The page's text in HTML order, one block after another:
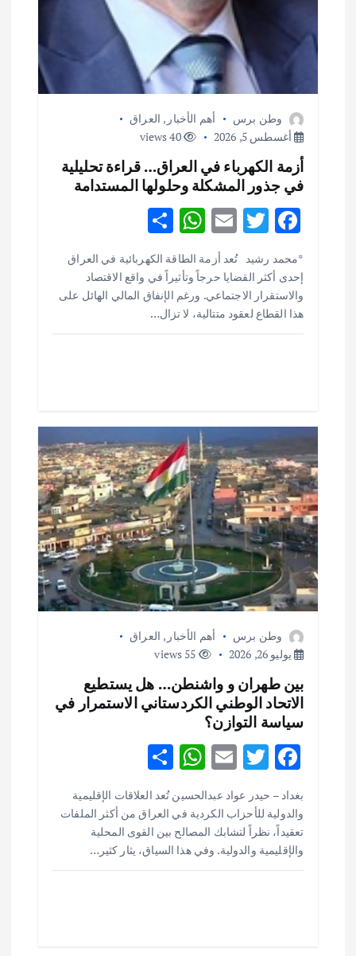
وطن برس أهم الأخبار , العراق
أغسطس 5, 2026
40 views
أزمة الكهرباء في العراق… قراءة تحليلية
في جذور المشكلة وحلولها المستدامة
F
e
b
o
T
w
it
te
r
E
m
ai
l
W
h
at
s
A
S
h
ar
e
*محمد رشيد تُعد أزمة الطاقة الكهربائية في العراق
إحدى أكثر القضايا حرجاً وتأثيراً في واقع الاقتصاد
والاستقرار الاجتماعي. ورغم الإنفاق المالي الهائل على
هذا القطاع لعقود متتالية، لا تزال…
وطن برس أهم الأخبار , العراق
يوليو 26, 2026
بين طهران و واشنطن… هل يستطيع
الاتحاد الوطني الكردستاني الاستمرار في
سياسة التوازن؟
F
e
b
o
T
w
it
te
r
E
m
ai
l
W
h
at
s
A
S
h
ar
e
بغداد – حيدر عواد عبدالحسين تُعد العلاقات الإقليمية
والدولية للأحزاب الكردية في العراق من أكثر الملفات
تعقيداً، نظراً لتشابك المصالح بين القوى المحلية
والإقليمية والدولية. وفي هذا السياق، يثار كثير…
أهم الأخبار ثقافة وفنون
اختتام ورشة السينوغرافيا في مدينة كلباء الاماراتية
أغسطس 3, 2026